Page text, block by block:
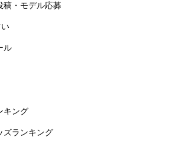
稿・モデル応募
ル
キング
ズランキング